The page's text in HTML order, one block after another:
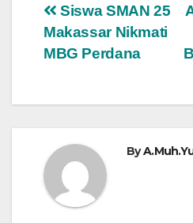
Navigasi
pos
Siswa SMAN 25
Makassar Nikmati
MBG Perdana
By